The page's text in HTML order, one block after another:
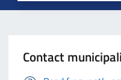
Contact